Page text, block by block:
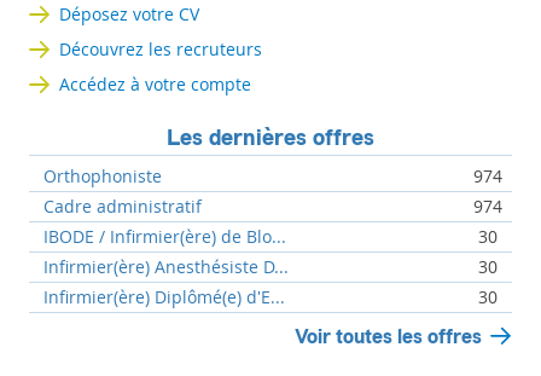
Déposez votre CV
Découvrez les recruteurs
Accédez à votre compte
Les dernières offres
Orthophoniste
974
Cadre administratif
974
IBODE / Infirmier(ère) de Blo...
30
Infirmier(ère) Anesthésiste D...
30
Infirmier(ère) Diplômé(e) d'E...
30
Voir toutes les offres